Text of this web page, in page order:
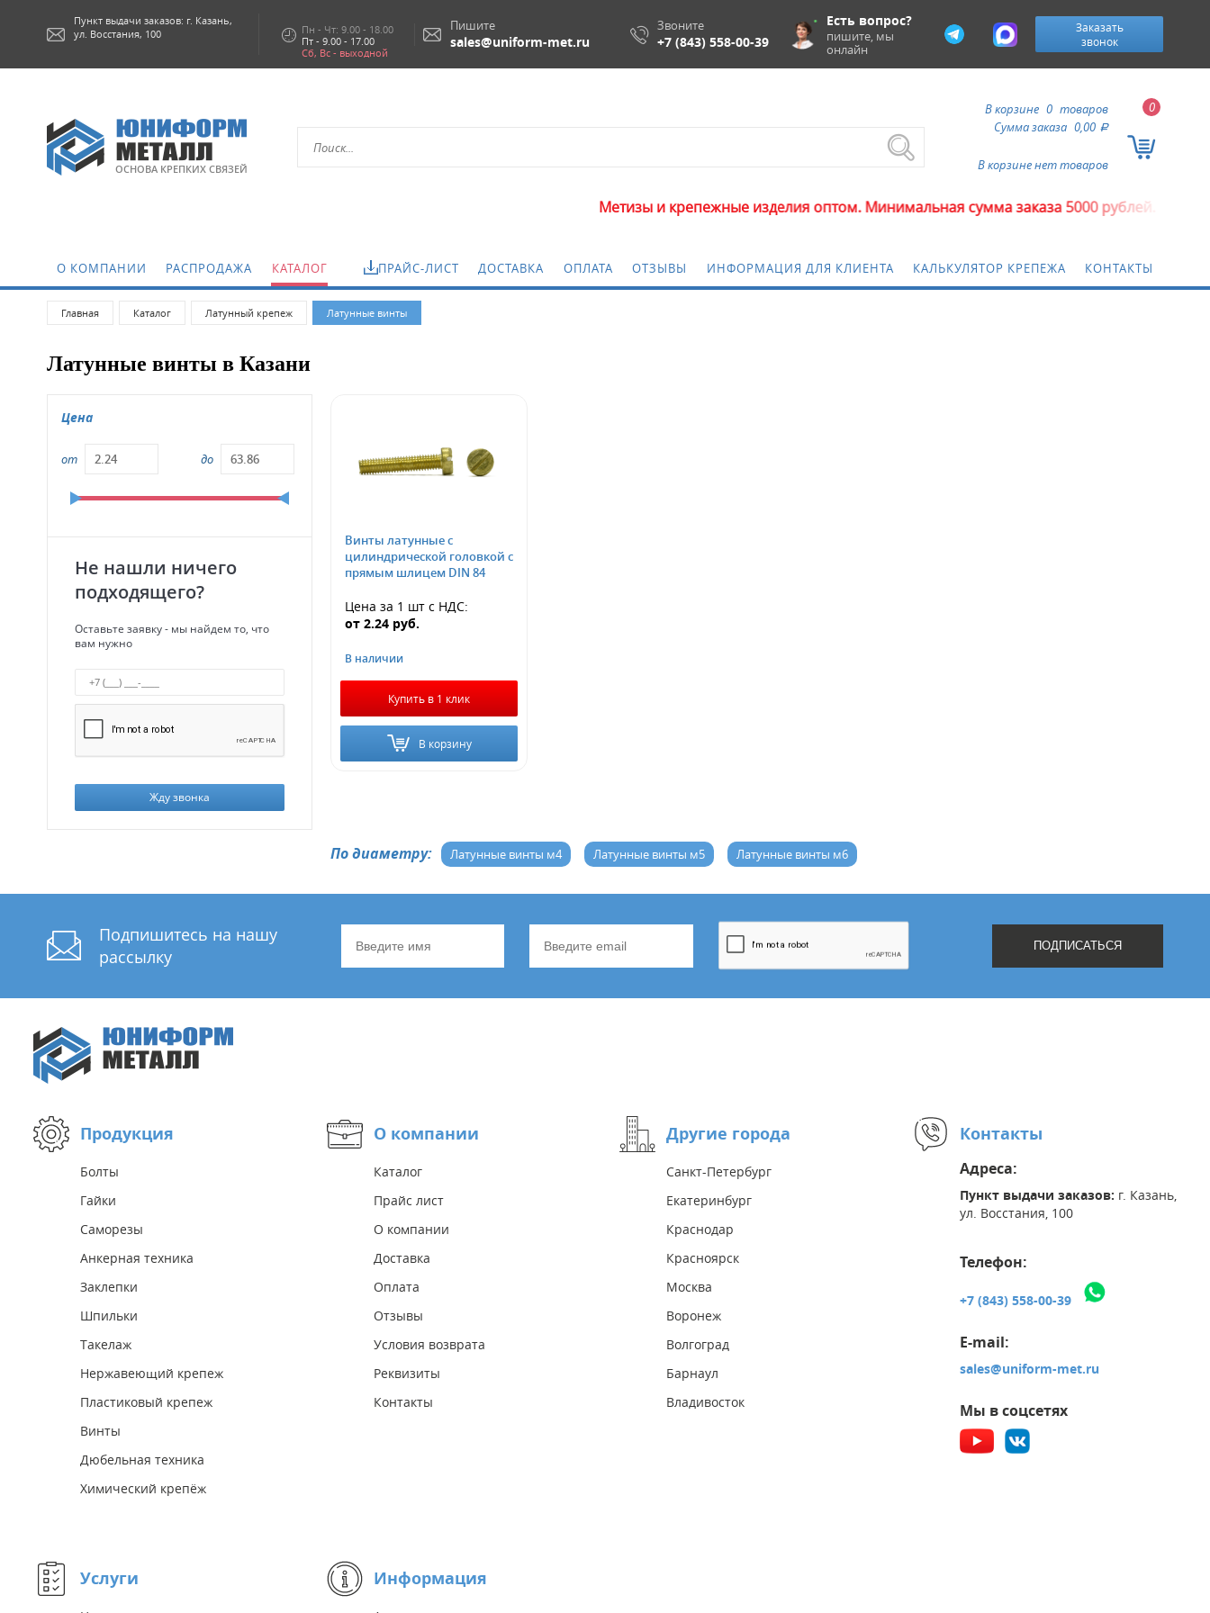
Есть вопрос?
пишите, мы
онлайн
Пункт выдачи заказов: г. Казань,
ул. Восстания, 100
Пн - Чт: 9.00 - 18.00
Пт - 9.00 - 17.00
Сб, Вс - выходной
Пишите
sales@uniform-met.ru
Звоните
+7 (843) 558-00-39
Заказать
звонок
ОСНОВА КРЕПКИХ СВЯЗЕЙ
0
В корзине 0 товаров
Сумма заказа 0,00 a
В корзине нет товаров
Метизы и крепежные изделия оптом. Минимальная сумма заказа 5000 рублей.
О КОМПАНИИ РАСПРОДАЖА КАТАЛОГ ПРАЙС-ЛИСТ ДОСТАВКА ОПЛАТА ОТЗЫВЫ ИНФОРМАЦИЯ ДЛЯ КЛИЕНТА КАЛЬКУЛЯТОР КРЕПЕЖА КОНТАКТЫ
Главная Каталог Латунный крепеж Латунные винты
Латунные винты в Казани
Цена
от до
Не нашли ничего
подходящего?
Оставьте заявку - мы найдем то, что
вам нужно
Жду звонка
Винты латунные с
цилиндрической головкой с
прямым шлицем DIN 84
Цена за 1 шт с НДС:
от 2.24 руб.
В наличии
Купить в 1 клик
В корзину
По диаметру: Латунные винты м4 Латунные винты м5 Латунные винты м6
Подпишитесь на нашу
рассылку
Продукция
Болты
Гайки
Саморезы
Анкерная техника
Заклепки
Шпильки
Такелаж
Нержавеющий крепеж
Пластиковый крепеж
Винты
Дюбельная техника
Химический крепёж
Услуги
О компании
Каталог
Прайс лист
О компании
Доставка
Оплата
Отзывы
Условия возврата
Реквизиты
Контакты
Информация
Другие города
Санкт-Петербург
Екатеринбург
Краснодар
Красноярск
Москва
Воронеж
Волгоград
Барнаул
Владивосток
Контакты
Адреса:
Пункт выдачи заказов: г. Казань,
ул. Восстания, 100
Телефон:
+7 (843) 558-00-39
E-mail:
sales@uniform-met.ru
Мы в соцсетях